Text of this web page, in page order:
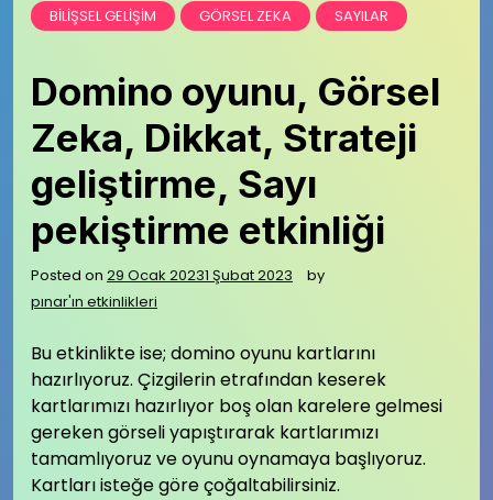
BILIŞSEL GELIŞIM GÖRSEL ZEKA SAYILAR
Domino oyunu, Görsel
Zeka, Dikkat, Strateji
geliştirme, Sayı
pekiştirme etkinliği
Posted on 29 Ocak 20231 Şubat 2023
by
pınar'ın etkinlikleri
Bu etkinlikte ise; domino oyunu kartlarını
hazırlıyoruz. Çizgilerin etrafından keserek
kartlarımızı hazırlıyor boş olan karelere gelmesi
gereken görseli yapıştırarak kartlarımızı
tamamlıyoruz ve oyunu oynamaya başlıyoruz.
Kartları isteğe göre çoğaltabilirsiniz.